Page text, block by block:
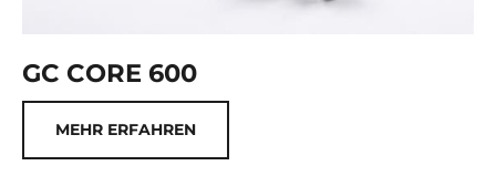
GC CORE 600
MEHR ERFAHREN